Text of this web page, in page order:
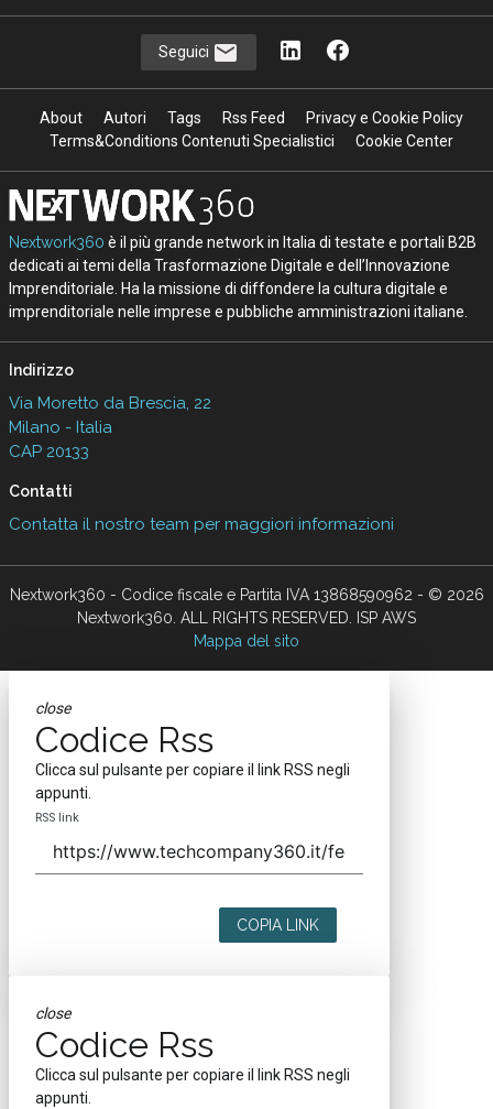
Seguici
About Autori Tags Rss Feed
Privacy e Cookie Policy
Terms&Conditions Contenuti Specialistici
Cookie Center
Nextwork360 è il più grande network in Italia di testate e portali B2B
dedicati ai temi della Trasformazione Digitale e dell’Innovazione
Imprenditoriale. Ha la missione di diffondere la cultura digitale e
imprenditoriale nelle imprese e pubbliche amministrazioni italiane.
Indirizzo
Via Moretto da Brescia, 22
Milano - Italia
CAP 20133
Contatti
Contatta il nostro team per maggiori informazioni
Nextwork360 - Codice fiscale e Partita IVA 13868590962 - © 2026
Nextwork360. ALL RIGHTS RESERVED. ISP AWS
Mappa del sito
close
Codice Rss
Clicca sul pulsante per copiare il link RSS negli
appunti.
RSS link
COPIA LINK
close
Codice Rss
Clicca sul pulsante per copiare il link RSS negli
appunti.